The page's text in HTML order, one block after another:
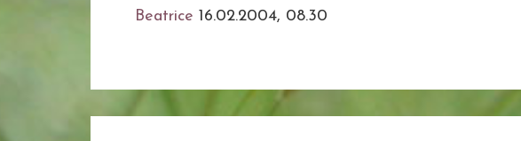
Beatrice 16.02.2004, 08.30